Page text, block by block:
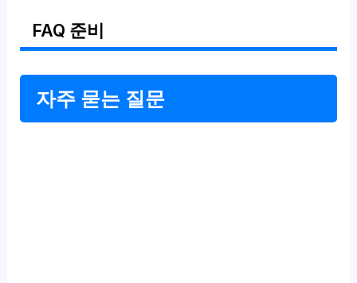
FAQ 준비
자주 묻는 질문